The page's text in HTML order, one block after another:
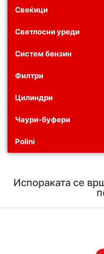
Свеќици
Светлосни уреди
Систем бензин
Филтри
Цилиндри
Чаури-буфери
Polini
Испораката се